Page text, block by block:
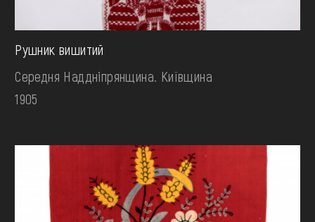
Рушник вишитий
Середня Наддніпрянщина. Київщина
1905